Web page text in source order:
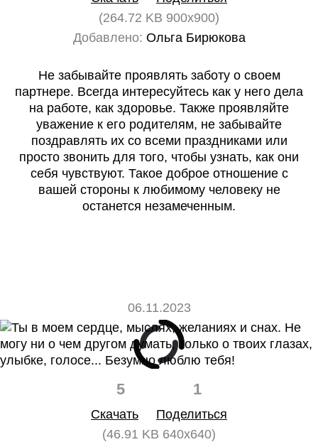
(264.72 KB 900x900)
Добавлено: Ольга Бирюкова
Не забывайте проявлять заботу о своем
партнере. Всегда интересуйтесь как у него дела
на работе, как здоровье. Также проявляйте
уважение к его родителям, не забывайте
поздравлять их со всеми праздниками или
просто звонить для того, чтобы узнать, как они
себя чувствуют. Такое доброе отношение с
вашей стороны к любимому человеку не
останется незамеченным.
06.11.2023
5 1
Скачать
Поделиться
(46.91 KB 640x640)